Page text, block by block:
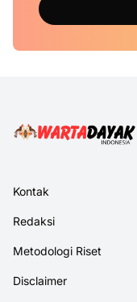
Kontak
Redaksi
Metodologi Riset
Disclaimer